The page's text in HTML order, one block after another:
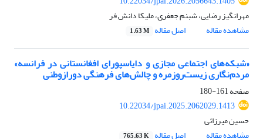
مهرانگیز رضایی، شبنم جعفری، ملیکا دانش فر
مشاهده مقاله
اصل مقاله 1.63 M
«شبکه‌های اجتماعی مجازی و دایاسپورای افغانستانی در فرانسه»
مردم‌نگاری زیست‌روزمره و چالش‌های فرهنگی دورازوطنی
صفحه161-180
10.22034/jpai.2025.2062029.1413
حسین میرزائی
مشاهده مقاله
اصل مقاله 765.63 K